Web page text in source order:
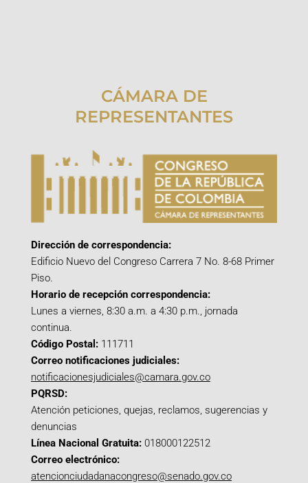
CÁMARA DE
REPRESENTANTES
Dirección de correspondencia:
Edificio Nuevo del Congreso Carrera 7 No. 8-68 Primer
Piso.
Horario de recepción correspondencia:
Lunes a viernes, 8:30 a.m. a 4:30 p.m., jornada
continua.
Código Postal: 111711
Correo notificaciones judiciales:
notificacionesjudiciales@camara.gov.co
PQRSD:
Atención peticiones, quejas, reclamos, sugerencias y
denuncias
Línea Nacional Gratuita: 018000122512
Correo electrónico:
atencionciudadanacongreso@senado.gov.co